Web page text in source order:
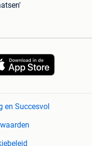
en Succesvol